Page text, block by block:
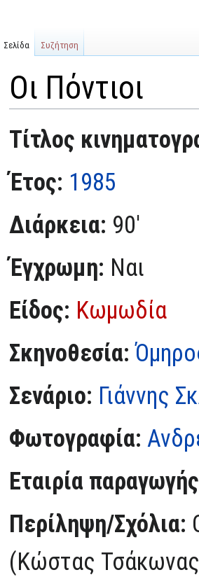
Οι Πόντιοι
Μετάβαση
στην
Πήδηση
στην
Τίτλος
Έτος: 1985
Διάρκεια: 90'
Έγχρωμη: Ναι
Είδος: Κωμωδία
Σκηνοθεσία:
Σενάριο: Γιάννης
Φωτογραφία:
Εταιρία
Περίληψη/Σχόλια:
(Κώστας
Σελίδα Συζήτηση